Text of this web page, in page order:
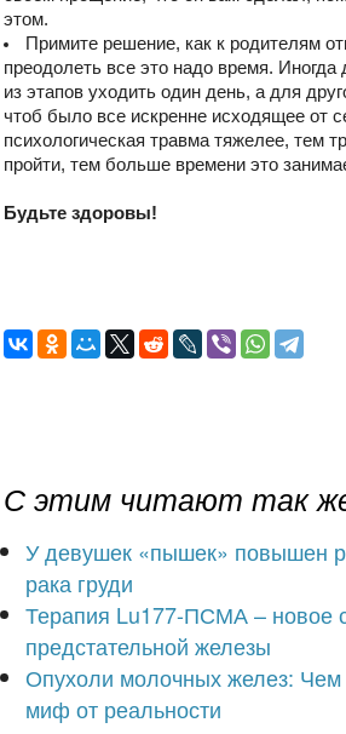
этом.
Примите решение, как к родителям
преодолеть все это надо время. Иногда
из этапов уходить один день, а для
чтоб было все искренне исходящее от
психологическая травма тяжелее, тем
пройти, тем больше времени это
Будьте здоровы!
С этим читают так
У девушек «пышек» повышен
рака груди
Терапия Lu177-ПСМА – новое
предстательной железы
Опухоли молочных желез: Чем
миф от реальности